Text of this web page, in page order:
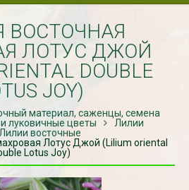
ВОСТОЧНАЯ
ЛОТУС ДЖОЙ
DOUBLE
JOY)
материал, саженцы, семена
луковичные цветы
Лилии
Лилии восточные
Лотус Джой (Lilium oriental
Lotus Joy)